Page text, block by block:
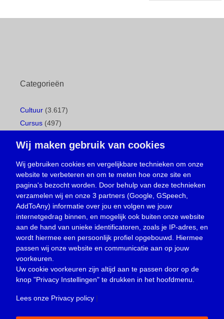
Categorieën
Cultuur (3.617)
Cursus (497)
Gemeentepagina(104)
Ingezonden brief(537)
Media(156)
Nieuws (23.329)
Oproep(734)
Overlijden(39)
Podcast(18)
prijsvraag (5)
Religie (1.438)
Service(226)
Wij maken gebruik van cookies
Wij gebruiken cookies en vergelijkbare technieken om onze
website te verbeteren en om te meten hoe onze site en
pagina's bezocht worden. Door behulp van deze technieken
verzamelen wij en onze 3 partners (Google, GSpeech,
AddToAny) informatie over jou en volgen we jouw
internetgedrag binnen, en mogelijk ook buiten onze website
aan de hand van unieke identificatoren, zoals je IP-adres, en
wordt hiermee een persoonlijk profiel opgebouwd. Hiermee
passen wij onze website en communicatie aan op jouw
voorkeuren.
Uw cookie voorkeuren zijn altijd aan te passen door op de
knop "Privacy Instellingen" te drukken in het hoofdmenu.
Lees onze Privacy policy |